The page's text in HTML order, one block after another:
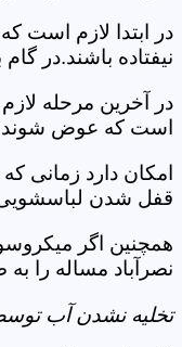
در ابتدا لازم است
نیفتاده باشند.در
در آخرین مرحله
است که عوض
امکان دارد زمانی
قفل شدن لباسشویی
همچنین اگر
نصرآباد مساله را
تخلیه نشدن آب